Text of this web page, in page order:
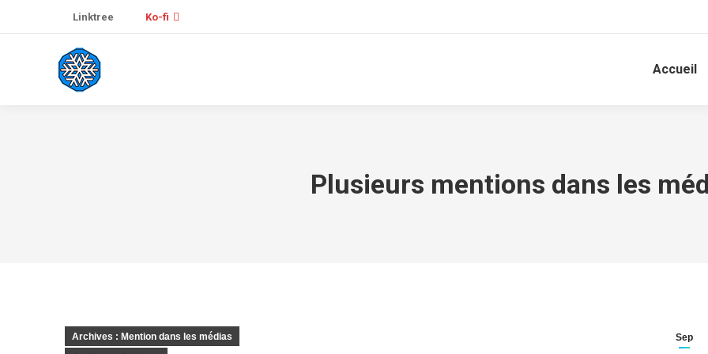
Linktree Ko-fi
Accueil
Plusieurs mentions dans les
Sep
Archives : Mention dans les médias